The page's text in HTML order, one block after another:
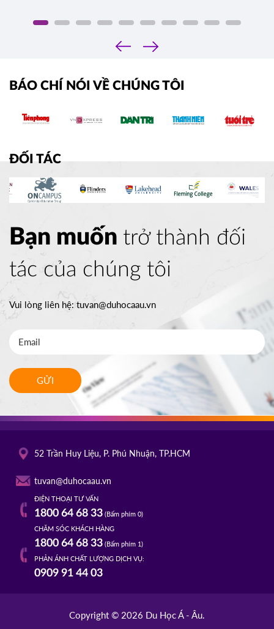
‹
›
BÁO CHÍ NÓI VỀ CHÚNG TÔI
ĐỐI TÁC
Bạn muốn trở thành đối
tác của chúng tôi
Vui lòng liên hệ: tuvan@duhocaau.vn
GỬI
52 Trần Huy Liệu, P. Phú Nhuận, TP.HCM
tuvan@duhocaau.vn
ĐIỆN THOẠI TƯ VẤN
1800 64 68 33(Bấm phím 0)
CHĂM SÓC KHÁCH HÀNG
1800 64 68 33(Bấm phím 1)
PHẢN ÁNH CHẤT LƯỢNG DỊCH VỤ:
0909 91 44 03
Copyright © 2026 Du Học Á - Âu.